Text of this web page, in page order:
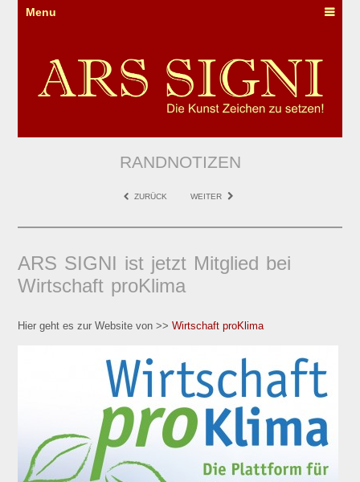
Menu
RANDNOTIZEN
ZURÜCK WEITER
ARS SIGNI ist jetzt Mitglied bei
Wirtschaft proKlima
Hier geht es zur Website von >>Wirtschaft proKlima